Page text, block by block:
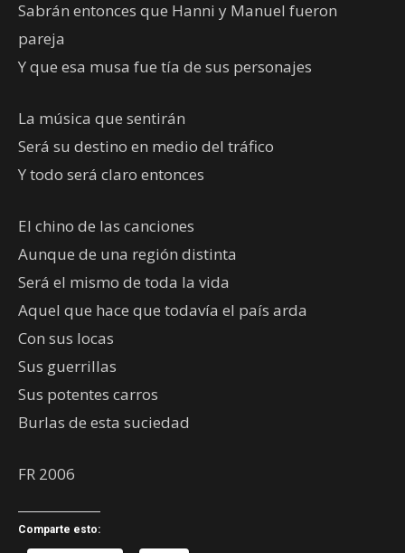
Sabrán entonces que Hanni y Manuel fueron
pareja
Y que esa musa fue tía de sus personajes
La música que sentirán
Será su destino en medio del tráfico
Y todo será claro entonces
El chino de las canciones
Aunque de una región distinta
Será el mismo de toda la vida
Aquel que hace que todavía el país arda
Con sus locas
Sus guerrillas
Sus potentes carros
Burlas de esta suciedad
FR 2006
Comparte esto: